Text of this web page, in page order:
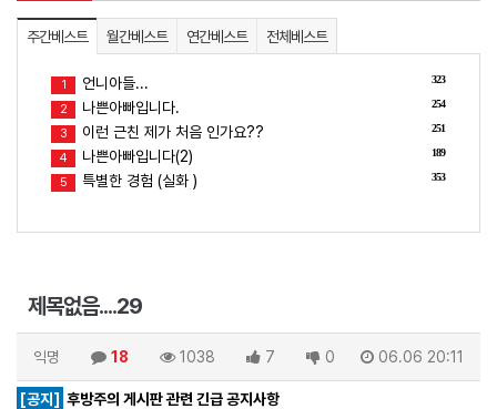
주간베스트 월간베스트 연간베스트 전체베스트
323
1 언니아들...
254
2 나쁜아빠입니다.
251
3 이런 근친 제가 처음 인가요??
189
4 나쁜아빠입니다(2)
353
5 특별한 경험 (실화 )
제목없음....29
익명 18 1038 7 0 06.06 20:11
[공지] 후방주의 게시판 관련 긴급 공지사항